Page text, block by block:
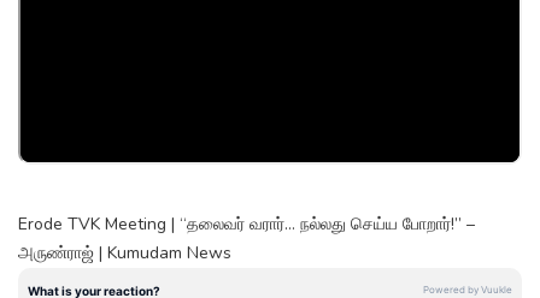
Erode TVK Meeting | “தலைவர் வரார்… நல்லது செய்ய போறார்!” –
அருண்ராஜ் | Kumudam News